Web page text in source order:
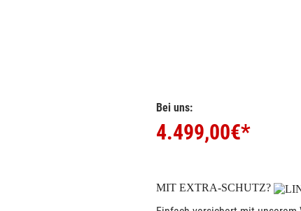
Bei uns:
4.499,00€*
MIT EXTRA-SCHUTZ?